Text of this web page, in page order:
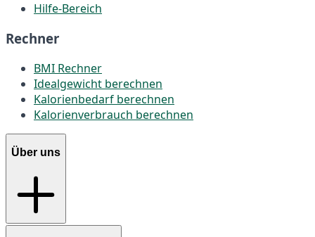
Hilfe-Bereich
Rechner
BMI Rechner
Idealgewicht berechnen
Kalorienbedarf berechnen
Kalorienverbrauch berechnen
Über uns